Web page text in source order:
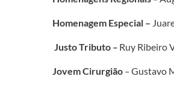
Homenagem Especial –
Justo Tributo – Ruy Ribeiro
Jovem Cirurgião –Gustavo